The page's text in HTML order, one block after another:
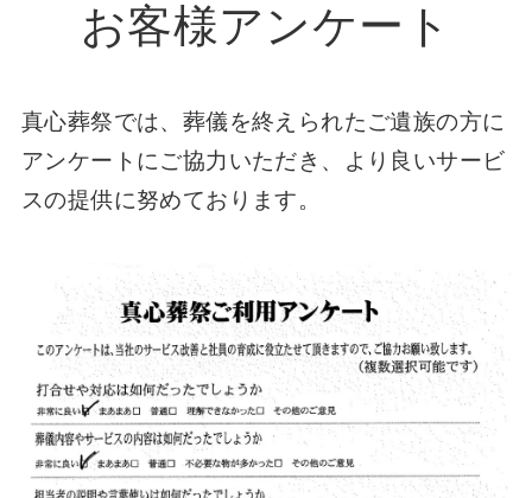
お客様アンケート
真心葬祭では、葬儀を終えられたご遺族の方に
アンケートにご協力いただき、より良いサービ
スの提供に努めております。